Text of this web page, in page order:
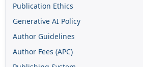
Publication Ethics
Generative AI Policy
Author Guidelines
Author Fees (APC)